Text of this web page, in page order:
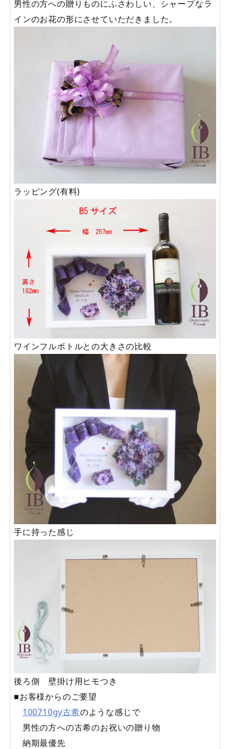
男性の方への贈りものにふさわしい、シャープなラ
インのお花の形にさせていただきました。
ラッピング(有料)
ワインフルボトルとの大きさの比較
手に持った感じ
後ろ側 壁掛け用ヒモつき
■お客様からのご要望
100710gy古希のような感じで
男性の方への古希のお祝いの贈り物
納期最優先